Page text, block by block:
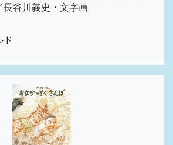
谷川義史・文字画
ド